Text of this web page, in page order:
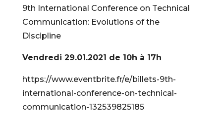
9th International Conference on Technical
Communication: Evolutions of the
Discipline
Vendredi 29.01.2021 de 10h à 17h
https://www.eventbrite.fr/e/billets-9th-
international-conference-on-technical-
communication-132539825185